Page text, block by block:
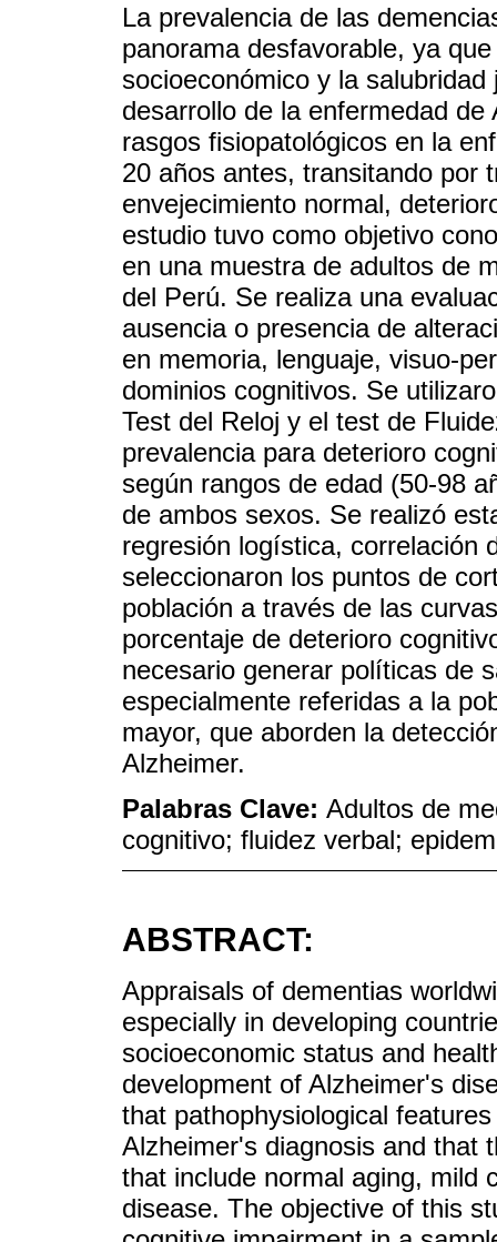
La prevalencia de las
panorama desfavorable, ya
socioeconómico y la
desarrollo de la enfermedad
rasgos fisiopatológicos en la
20 años antes, transitando por
envejecimiento normal,
estudio tuvo como objetivo
en una muestra de adultos de
del Perú. Se realiza una
ausencia o presencia de
en memoria, lenguaje, visuo-
dominios cognitivos. Se
Test del Reloj y el test de
prevalencia para deterioro
según rangos de edad (50-98
de ambos sexos. Se realizó
regresión logística, correlación
seleccionaron los puntos de
población a través de las
porcentaje de deterioro
necesario generar políticas de
especialmente referidas a la
mayor, que aborden la
Alzheimer.
Palabras Clave: Adultos de
cognitivo; fluidez verbal;
ABSTRACT:
Appraisals of dementias
especially in developing
socioeconomic status and
development of Alzheimer's
that pathophysiological
Alzheimer's diagnosis and that
that include normal aging, mild
disease. The objective of this